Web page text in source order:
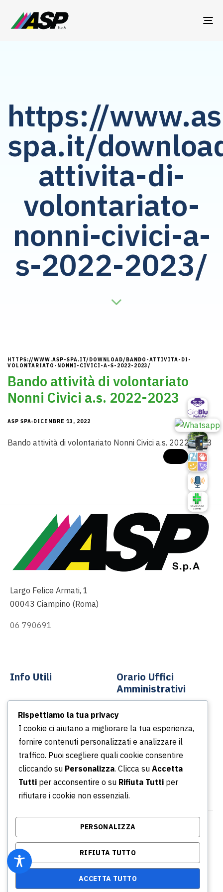
https://
spa.it/
attivita-di-
volontariato-
nonni-civici-a-
s-2022-2023/
HTTPS://WWW.ASP-SPA.IT/DOWNLOAD/BANDO-ATTIVITA-DI-
VOLONTARIATO-NONNI-CIVICI-A-S-2022-2023/
Bando attività di volontariato
Nonni Civici a.s. 2022-2023
ASP SPA DICEMBRE 13, 2022
Bando attività di volontariato Nonni Civici a.s. 2022-2023
Largo Felice Armati, 1
00043 Ciampino (Roma)
06 790691
Info Utili
News
Podcast
Portale della Trasparenza
Whistleblowing
Orario Uffici
Amministrativi
Dal lunedì al venerdì
Dalle ore 8.30 alle ore
13.30
Dalle ore 14.30 alle ore
16.30
© Copyright 2026 Azienda Servizi Pubblici S.p.a. |
P.IVA/CF/ Iscrizione CCIA 02315031001 - REA: RM -
864634
Privacy Policy
Rispettiamo la tua privacy
I cookie ci aiutano a migliorare la tua esperienza,
fornire contenuti personalizzati e analizzare il
traffico. Puoi scegliere quali cookie consentire
cliccando su Personalizza. Clicca su Accetta
Tutti per acconsentire o su Rifiuta Tutti per
rifiutare i cookie non essenziali.
PERSONALIZZA
RIFIUTA TUTTO
ACCETTA TUTTO